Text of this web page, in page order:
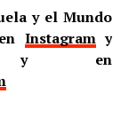
y el Mundo
Instagramy
en